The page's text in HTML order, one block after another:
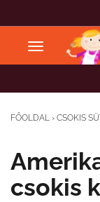
FŐOLDAL › CSOKIS
csokis